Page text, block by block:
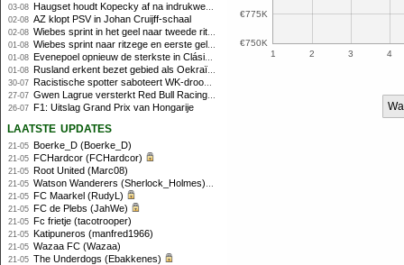
03-08 Haugset houdt Kopecky af na indrukwekkende solo van 86 kilometer
02-08 AZ klopt PSV in Johan Cruijff-schaal
02-08 Wiebes sprint in het geel naar tweede ritzege
01-08 Wiebes sprint naar ritzege en eerste gele trui in Tour Femmes
01-08 Evenepoel opnieuw de sterkste in Clásica San Sebastián
01-08 Rusland erkent bezet gebied als Oekraïens voor opheffing IOC-schorsing
30-07 Racistische spotter saboteert WK-droom van powerliftster
27-07 Gwen Lagrue versterkt Red Bull Racing vanaf 2027
26-07 F1: Uitslag Grand Prix van Hongarije
laatste updates
21-05 Boerke_D (Boerke_D)
21-05 FCHardcor (FCHardcor)
21-05 Root United (Marc08)
21-05 Watson Wanderers (Sherlock_Holmes)
21-05 FC Maarkel (RudyL)
21-05 FC de Plebs (JahWe)
21-05 Fc frietje (tacotrooper)
21-05 Katipuneros (manfred1966)
21-05 Wazaa FC (Wazaa)
21-05 The Underdogs (Ebakkenes)
1 2 3 4
€750K
€775K